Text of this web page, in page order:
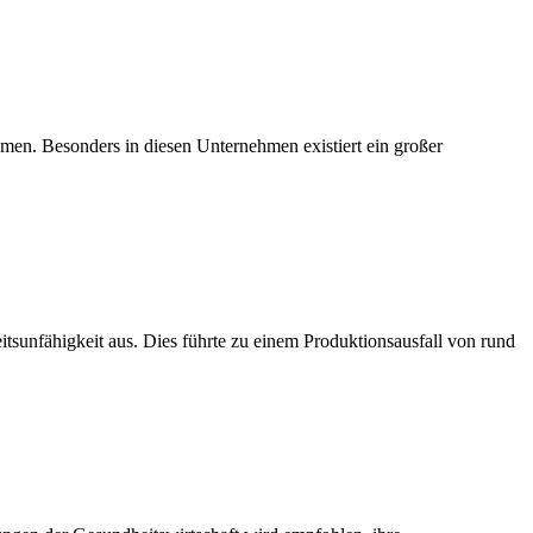
Besonders in diesen Unternehmen existiert ein großer
aus. Dies führte zu einem Produktionsausfall von rund